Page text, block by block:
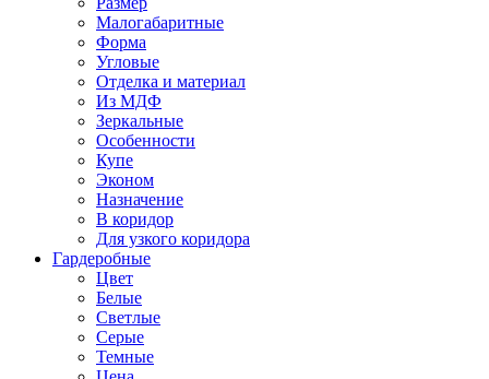
Малогабаритные
Форма
Угловые
Отделка и материал
Из МДФ
Зеркальные
Особенности
Купе
Эконом
Назначение
В коридор
Для узкого коридора
Гардеробные
Цвет
Белые
Светлые
Серые
Темные